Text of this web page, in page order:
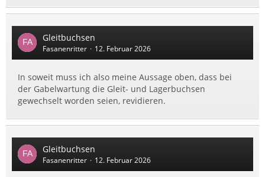
Gleitbuchsen
Fasanenritter 12. Februar 2026
In soweit muss ich also meine Aussage oben, dass bei
der Gabelwartung die Gleit- und Lagerbuchsen
gewechselt worden seien, revidieren.
Gleitbuchsen
Fasanenritter 12. Februar 2026